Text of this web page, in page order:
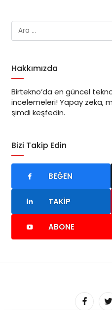
Hakkımızda
Birtekno’da en güncel
incelemeleri! Yapay zeka,
şimdi keşfedin.
Bizi Takip Edin
BEĞEN
TAKIP
ABONE